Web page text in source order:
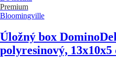
Premium
Bloomingville
Úložný box Domino
polyresinový, 13x10x5